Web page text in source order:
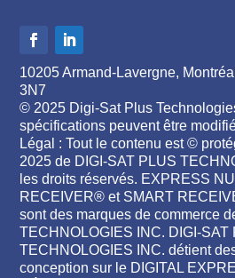
10205 Armand-Lavergne,
3N7
© 2025 Digi-Sat Plus
spécifications peuvent être
Légal : Tout le contenu est ©
2025 de DIGI-SAT PLUS
les droits réservés. EXPRESS
RECEIVER® et SMART
sont des marques de commerce
TECHNOLOGIES INC. DIGI-SAT
TECHNOLOGIES INC. détient
conception sur le DIGITAL